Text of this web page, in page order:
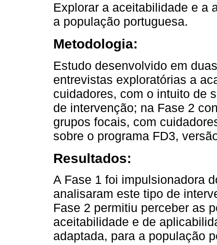
Explorar a aceitabilidade e a
a população portuguesa.
Metodologia:
Estudo desenvolvido em
entrevistas exploratórias a
cuidadores, com o intuito de
de intervenção; na Fase 2
grupos focais, com
sobre o programa FD3,
Resultados:
A Fase 1 foi impulsionadora
analisaram este tipo de
Fase 2 permitiu perceber as
aceitabilidade e de
adaptada, para a população